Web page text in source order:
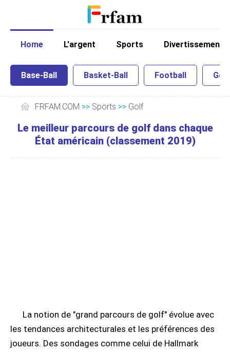
Home L'argent Sports Divertissement
Base-Ball Basket-Ball Football Golf
FRFAM.COM >> Sports >> Golf
Le meilleur parcours de golf dans chaque
État américain (classement 2019)
La notion de "grand parcours de golf" évolue avec
les tendances architecturales et les préférences des
joueurs. Des sondages comme celui de Hallmark